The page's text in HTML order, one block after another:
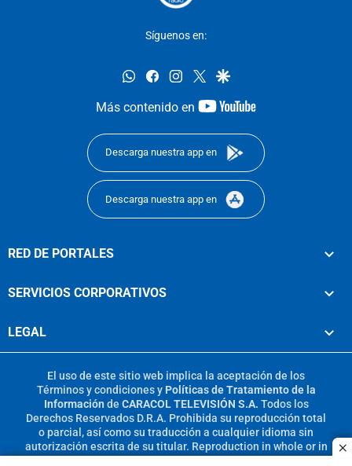
Síguenos en:
whatsappfacebookinstagram
twittergoogle
Más contenido en
youtube-
Descarga nuestra app en
Descarga nuestra app en
RED DE PORTALES
SERVICIOS CORPORATIVOS
LEGAL
El uso de este sitio web implica la aceptación de los
Términos y condicionesy Políticas de Tratamiento de la
Información de CARACOL TELEVISIÓN S.A. Todos los
Derechos Reservados D.R.A. Prohibida su reproducción total
o parcial, así como su traducción a cualquier idioma sin
autorización escrita de su titular. Reproduction in whole or in